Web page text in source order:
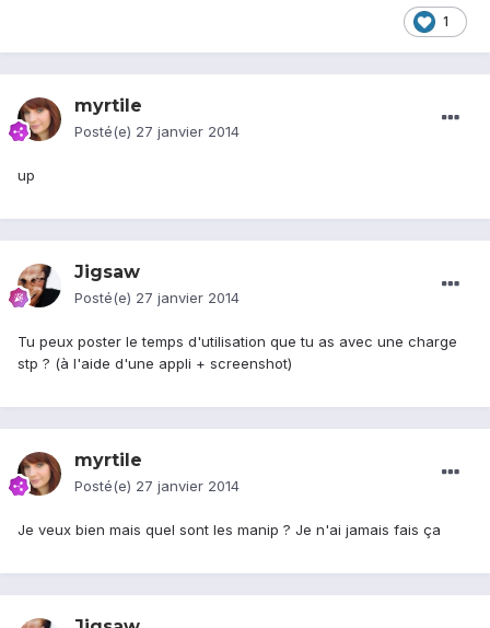
1
myrtile
Posté(e) 27 janvier 2014
up
Jigsaw
Posté(e) 27 janvier 2014
Tu peux poster le temps d'utilisation que tu as avec une charge
stp ? (à l'aide d'une appli + screenshot)
myrtile
Posté(e) 27 janvier 2014
Je veux bien mais quel sont les manip ? Je n'ai jamais fais ça